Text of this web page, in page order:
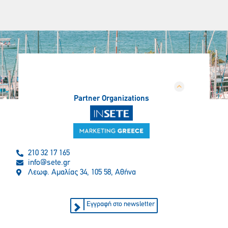
Partner Organizations
210 32 17 165
info@sete.gr
Λεωφ. Αμαλίας 34, 105 58, Αθήνα
Εγγραφή στο newsletter